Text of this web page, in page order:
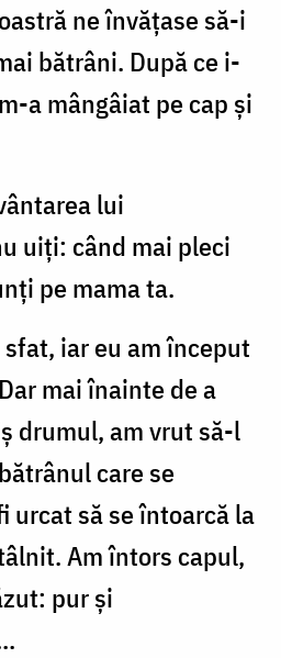
ne învățase să-i
bătrâni. După ce i-
a mângâiat pe cap și
lui
uiți: când mai pleci
pe mama ta.
iar eu am început
mai înainte de a
drumul, am vrut să-l
care se
urcat să se întoarcă la
Am întors capul,
pur și